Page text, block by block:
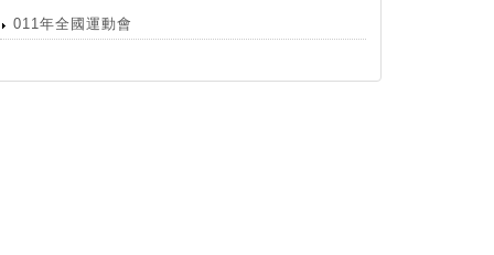
011年全國運動會